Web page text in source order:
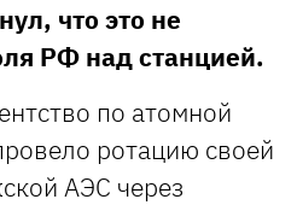
что это не
РФ над станцией.
по атомной
ротацию своей
АЭС через